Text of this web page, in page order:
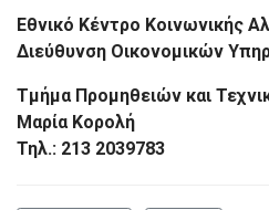
Εθνικό Κέντρο Κοινωνικής
Διεύθυνση Οικονομικών
Τμήμα Προμηθειών και
Μαρία Κορολή
Τηλ.: 213 2039783